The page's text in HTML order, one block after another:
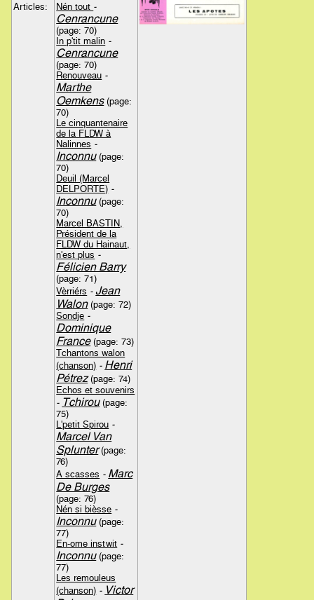
Articles: Nén tout -
Cenrancune
(page: 70)
In p'tit malin -
Cenrancune
(page: 70)
Renouveau -
Marthe
Oemkens(page:
70)
Le cinquantenaire
de la FLDW à
Nalinnes -
Inconnu(page:
70)
Deuil (Marcel
DELPORTE) -
Inconnu(page:
70)
Marcel BASTIN,
Président de la
FLDW du Hainaut,
n'est plus -
Félicien Barry
(page: 71)
Vèrriérs -Jean
Walon(page: 72)
Sondje -
Dominique
France(page: 73)
Tchantons walon
(chanson) - Henri
Pétrez(page: 74)
Echos et souvenirs
- Tchirou(page:
75)
L'petit Spirou -
Marcel Van
Splunter(page:
76)
A scasses - Marc
De Burges
(page: 76)
Nén si bièsse -
Inconnu(page:
77)
En-ome instwit -
Inconnu(page:
77)
Les remouleus
(chanson) - Victor